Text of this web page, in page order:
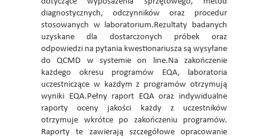
diagnostycznych, odczynników oraz procedur
stosowanych w laboratorium.Rezultaty badanych
uzyskane dla dostarczonych próbek oraz
odpowiedzi na pytania kwestionariusza są wysyłane
do QCMD w systemie on line.Na zakończenie
każdego okresu programów EQA, laboratoria
uczestniczące w każdym z programów otrzymują
wyniki EQA.Pełny raport EQA oraz indywidualne
raporty oceny jakości każdy z uczestników
otrzymuje wkrótce po zakończeniu programów.
Raporty te zawierają szczegółowe opracowanie